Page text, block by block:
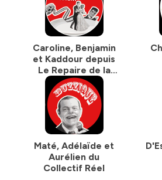
Caroline, Benjamin
et Kaddour depuis
Le Repaire de la
Comédie
Maté, Adélaïde et
Aurélien du
Collectif Réel